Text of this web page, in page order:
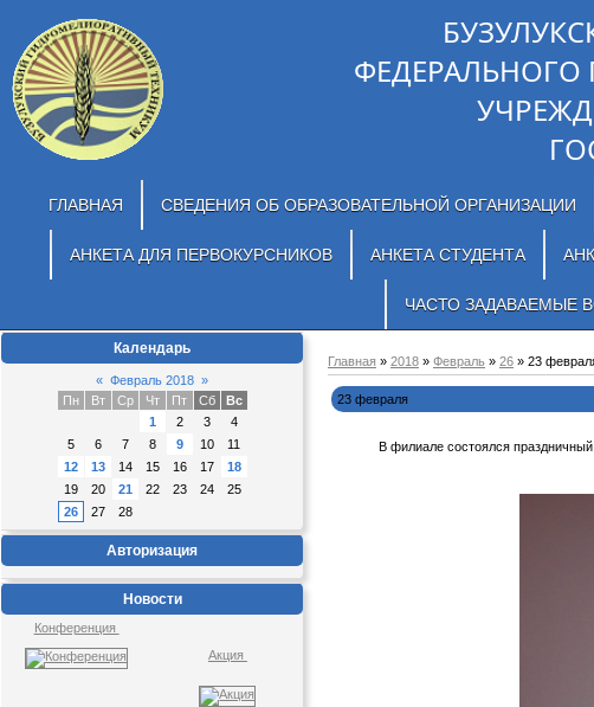
ФЕДЕРАЛЬНОГО
ГЛАВНАЯ СВЕДЕНИЯ ОБ ОБРАЗОВАТЕЛЬНОЙ ОРГАНИЗАЦИИ
АНКЕТА ДЛЯ ПЕРВОКУРСНИКОВ АНКЕТА СТУДЕНТА
ЧАСТО ЗАДАВАЕМЫЕ
Календарь
« Февраль 2018 »
Пн
Вт Ср Чт Пт Сб
Вс
1
2 3
4
5
6 7 8 9 10
11
12
13 14 15 16 17
18
19
20 21 22 23 24
25
26
27 28
Авторизация
Новости
Конференция
Акция
Главная » 2018 » Февраль » 26 » 23
23 февраля
В филиале состоялся